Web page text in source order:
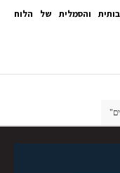
והסמלית של הלוח